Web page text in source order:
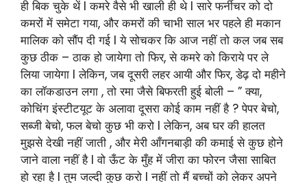
ही बिक चुके थें l कमरे वैसे भी खाली ही थे l सारे फर्नीचर को दो
कमरों में समेटा गया, और कमरों की चाभी साल भर पहले ही मकान
मालिक को सौंप दी गई l ये सोचकर कि आज नहीं तो कल जब सब
कुछ ठीक – ठाक हो जायेगा तो फिर, से कमरे को किराये पर ले
लिया जायेगा l लेकिन, जब दूसरी लहर आयी और फिर, डेढ़ दो महीने
का लाॅकडाउन लगा , तो रमा जैसे बिफरती हुई बोली – ” क्या,
कोचिंग इंस्टीटयूट के अलावा दूसरा कोई काम नहीं है ? पेपर बेचो,
सब्जी बेचो, फल बेचो कुछ भी करो l लेकिन, अब घर की हालत
मुझसे देखी नहीं जाती , और मेरी आँगनबाड़ी की कमाई से कुछ होने
जाने वाला नहीं है l वो ऊँट के मुँह में जीरा का फोरन जैसा साबित
हो रहा है l तुम जल्दी कुछ करो l नहीं तो मैं बच्चों को लेकर अपने